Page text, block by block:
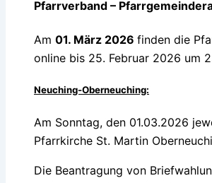
Pfarrverband –
Am 01. März 2026 finden die
online bis 25. Februar 2026 um
Neuching-Oberneuching:
Am Sonntag, den 01.03.2026
Pfarrkirche St. Martin
Die Beantragung von